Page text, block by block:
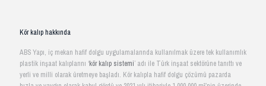
Kör kalıp hakkında
ABS Yapı, iç mekan hafif dolgu uygulamalarında kullanılmak üzere tek kullanımlık
plastik inşaat kalıplarını ‘kör kalıp sistemi’ adı ile Türk inşaat sektörüne tanıttı ve
yerli ve milli olarak üretmeye başladı. Kör kalıpla hafif dolgu çözümü pazarda